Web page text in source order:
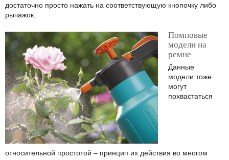
достаточно просто нажать на соответствующую кнопочку либо
рычажок.
Помповые
модели на
ремне
Данные
модели тоже
могут
похвастаться
относительной простотой – принцип их действия во многом